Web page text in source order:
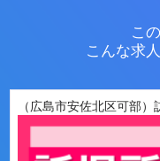
こ
こんな求
（広島市安佐北区可部）